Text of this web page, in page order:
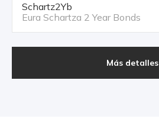
Schartz2Yb
Eura Schartza 2 Year Bonds
Más detalles